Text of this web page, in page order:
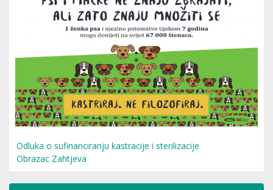
Odluka o sufinanciranju kastracije i sterilizacije
Obrazac Zahtjeva